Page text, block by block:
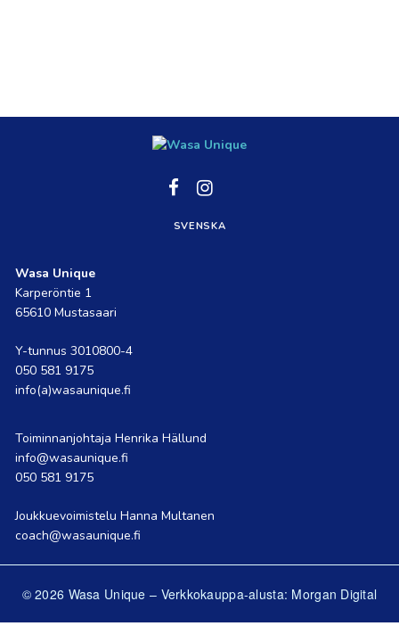
Social
link
Social
link
SVENSKA
Wasa Unique
Karperöntie 1
65610 Mustasaari
Y-tunnus 3010800-4
050 581 9175
info(a)wasaunique.fi
Toiminnanjohtaja Henrika Hällund
info@wasaunique.fi
050 581 9175
Joukkuevoimistelu Hanna Multanen
coach@wasaunique.fi
© 2026 Wasa Unique – Verkkokauppa-alusta: Morgan Digital